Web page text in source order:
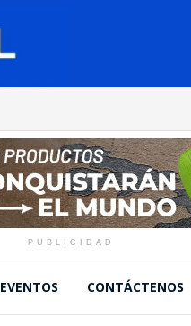
PUBLICIDAD
EVENTOS CONTÁCTENOS